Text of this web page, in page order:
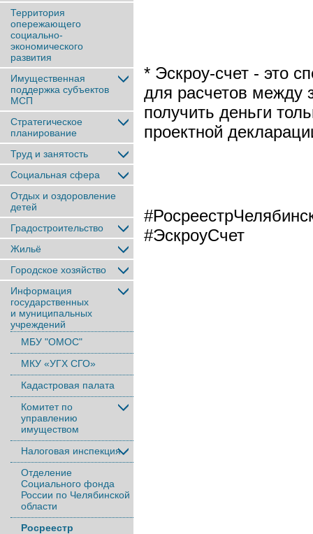
Территория
опережающего
социально-
экономического
развития
Имущественная
поддержка субъектов
МСП
Стратегическое
планирование
Труд и занятость
Социальная сфера
Отдых и оздоровление
детей
Градостроительство
Жильё
Городское хозяйство
Информация
государственных
и муниципальных
учреждений
МБУ "ОМОС"
МКУ «УГХ СГО»
Кадастровая палата
Комитет по
управлению
имуществом
Налоговая инспекция
Отделение
Социального фонда
России по Челябинской
области
Росреестр
* Эскроу-счет - это
для расчетов между
получить деньги
проектной
#ЭскроуСчет